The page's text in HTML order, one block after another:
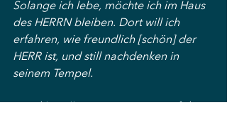
Solange ich lebe, möchte ich im Haus
des HERRN bleiben. Dort will ich
erfahren, wie freundlich [schön] der
HERR ist, und still nachdenken in
seinem Tempel.